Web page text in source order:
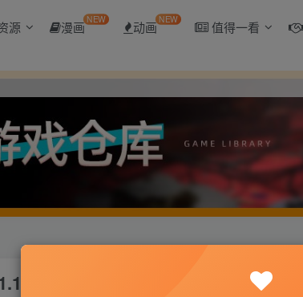
源 漫画NEW 动画 NEW 值得一看
无限金币